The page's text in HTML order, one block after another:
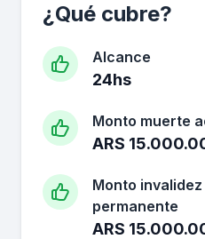
¿Qué cubre?
Alcance
24hs
Monto muerte
ARS
Monto
permanente
ARS